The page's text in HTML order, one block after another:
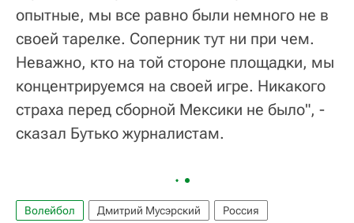
опытные, мы все равно были немного не в
своей тарелке. Соперник тут ни при чем.
Неважно, кто на той стороне площадки, мы
концентрируемся на своей игре. Никакого
страха перед сборной Мексики не было", -
сказал Бутько журналистам.
Волейбол Дмитрий Мусэрский
Россия